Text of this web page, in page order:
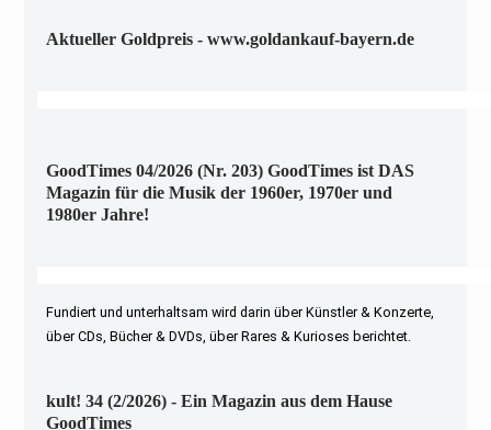
Aktueller Goldpreis - www.goldankauf-bayern.de
GoodTimes 04/2026 (Nr. 203) GoodTimes ist DAS
Magazin für die Musik der 1960er, 1970er und
1980er Jahre!
Fundiert und unterhaltsam wird darin über Künstler & Konzerte,
über CDs, Bücher & DVDs, über Rares & Kurioses berichtet.
kult! 34 (2/2026) - Ein Magazin aus dem Hause
GoodTimes